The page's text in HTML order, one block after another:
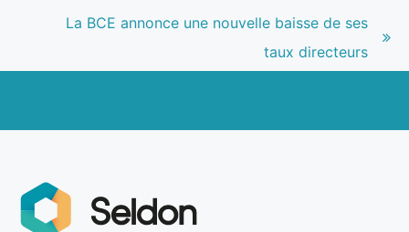
précédent
Article
La BCE annonce une nouvelle baisse de ses
taux directeurs